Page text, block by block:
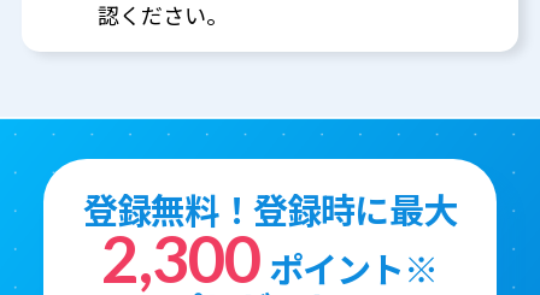
認ください。
登録無料！登録時に最大
2,300ポイント※